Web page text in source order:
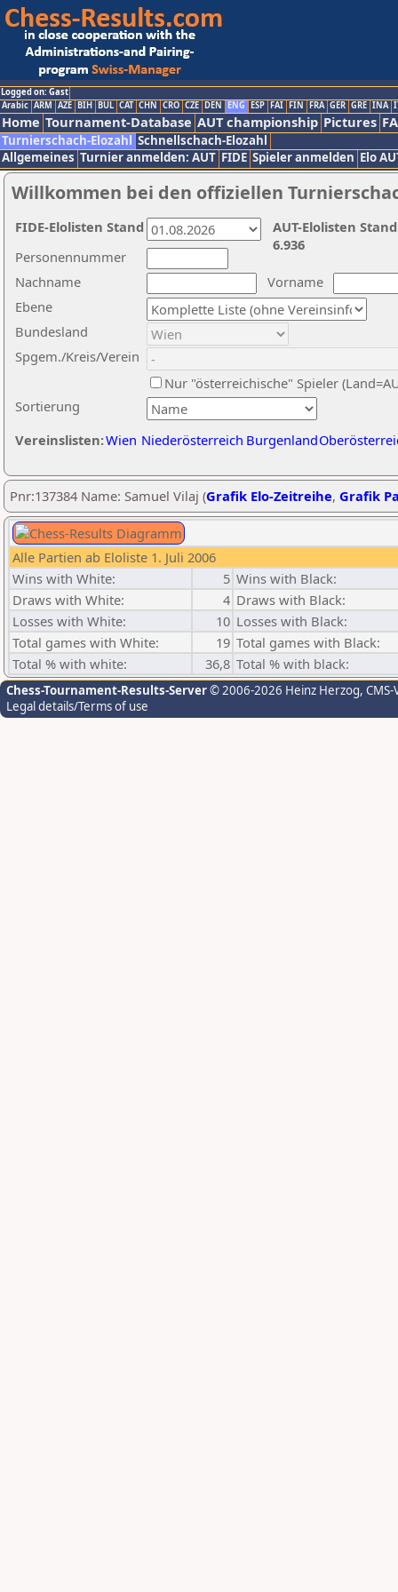
Logged on: Gast
Arabic ARM AZE BIH BUL CAT CHN CRO CZE DEN ENG ESP FAI FIN FRA GER GRE INA
Home Tournament-Database AUT championship Pictures
Turnierschach-Elozahl Schnellschach-Elozahl
Allgemeines Turnier anmelden: AUT FIDE Spieler anmelden Elo
Willkommen bei den offiziellen
Nachname
Vorname
Ebene
Sortierung
Personennummer
Bundesland
Spgem./Kreis/Verein
Nur "österreichische" Spieler
Vereinslisten:Wien Niederösterreich Burgenland
AUT-Elolisten
6.936
FIDE-Elolisten Stand
Pnr:137384 Name: Samuel Vilaj (Grafik Elo-Zeitreihe, Grafik
Alle Partien ab Eloliste 1. Juli 2006
Wins with White:
5 Wins with Black:
Draws with White:
4 Draws with Black:
Losses with White:
10 Losses with Black:
Total games with White:
19 Total games with Black:
Total % with white:
36,8 Total % with black:
Chess-Tournament-Results-Server© 2006-2026 Heinz Herzog,
Legal details/Terms of use